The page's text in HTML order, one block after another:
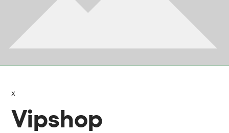
x
Vipshop